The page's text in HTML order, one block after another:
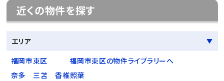
近くの物件を探す
エリア
福岡市東区
福岡市東区の物件ライブラリーへ
奈多
三苫
香椎照葉